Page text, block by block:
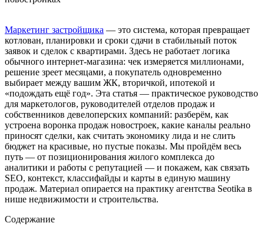
Маркетинг застройщика — это система, которая превращает
котлован, планировки и сроки сдачи в стабильный поток
заявок и сделок с квартирами. Здесь не работает логика
обычного интернет-магазина: чек измеряется миллионами,
решение зреет месяцами, а покупатель одновременно
выбирает между вашим ЖК, вторичкой, ипотекой и
«подождать ещё год». Эта статья — практическое руководство
для маркетологов, руководителей отделов продаж и
собственников девелоперских компаний: разберём, как
устроена воронка продаж новостроек, какие каналы реально
приносят сделки, как считать экономику лида и не слить
бюджет на красивые, но пустые показы. Мы пройдём весь
путь — от позиционирования жилого комплекса до
аналитики и работы с репутацией — и покажем, как связать
SEO, контекст, классифайды и карты в единую машину
продаж. Материал опирается на практику агентства Seotika в
нише недвижимости и строительства.
Содержание